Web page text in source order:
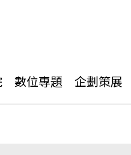
數位專題 企劃策展